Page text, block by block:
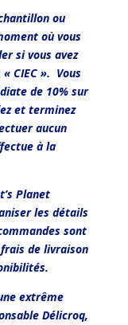
ou
où vous
si vous avez
CIEC ». Vous
de 10% sur
et terminez
aucun
à la
Planet
les détails
sont
de livraison
extrême
Délicroq,